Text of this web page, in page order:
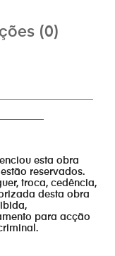
(0)
esta obra
reservados.
troca, cedência,
desta obra
para acção